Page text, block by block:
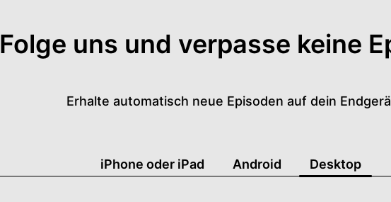
Folge uns und verpasse keine
Erhalte automatisch neue Episoden auf dein
iPhone oder iPad Android Desktop